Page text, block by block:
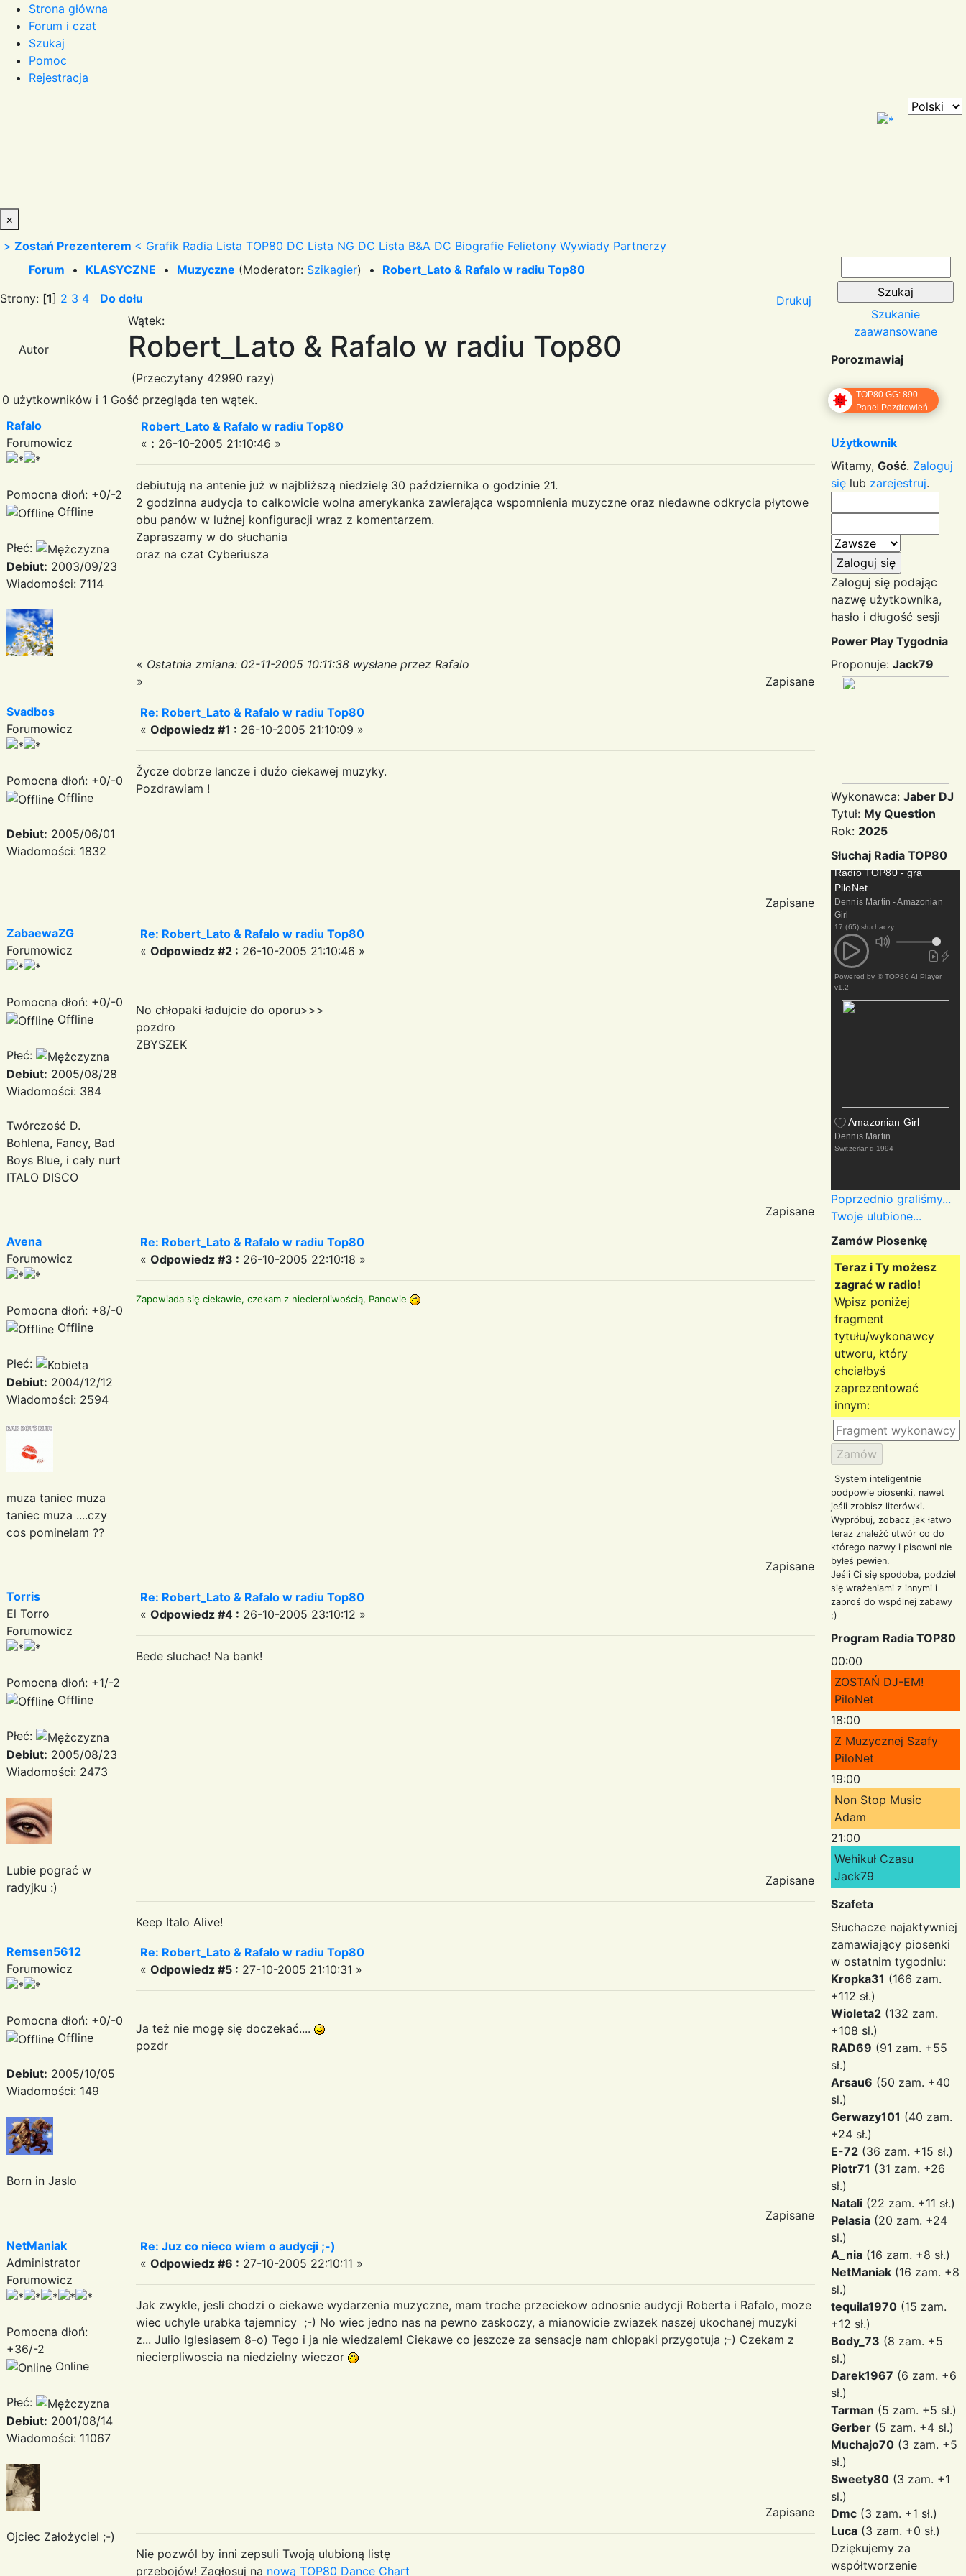
Strona główna
Forum i czat
Szukaj
Pomoc
Rejestracja
×
> Zostań Prezenterem < Grafik Radia Lista TOP80 DC Lista NG DC Lista B&A DC Biografie Felietony Wywiady Partnerzy
Forum • KLASYCZNE • Muzyczne (Moderator: Szikagier) • Robert_Lato & Rafalo w radiu Top80
Strony: [1] 2 3 4 Do dołu Drukuj
Autor
Wątek:
Robert_Lato & Rafalo w radiu Top80
(Przeczytany 42990 razy)
0 użytkowników i 1 Gość przegląda ten wątek.
Rafalo
Forumowicz
Pomocna dłoń: +0/-2
Offline
Płeć:
Debiut: 2003/09/23
Wiadomości: 7114
Robert_Lato & Rafalo w radiu Top80
« : 26-10-2005 21:10:46 »
debiutują na antenie już w najbliższą niedzielę 30 października o godzinie 21.
2 godzinna audycja to całkowicie wolna amerykanka zawierająca wspomnienia muzyczne oraz niedawne odkrycia płytowe
obu panów w luźnej konfiguracji wraz z komentarzem.
Zapraszamy w do słuchania
oraz na czat Cyberiusza
« Ostatnia zmiana: 02-11-2005 10:11:38 wysłane przez Rafalo
»
Zapisane
Svadbos
Forumowicz
Pomocna dłoń: +0/-0
Offline
Debiut: 2005/06/01
Wiadomości: 1832
Re: Robert_Lato & Rafalo w radiu Top80
« Odpowiedz #1 : 26-10-2005 21:10:09 »
Žycze dobrze lancze i duźo ciekawej muzyky.
Pozdrawiam !
Zapisane
ZabaewaZG
Forumowicz
Pomocna dłoń: +0/-0
Offline
Płeć:
Debiut: 2005/08/28
Wiadomości: 384
Twórczość D.
Bohlena, Fancy, Bad
Boys Blue, i cały nurt
ITALO DISCO
Re: Robert_Lato & Rafalo w radiu Top80
« Odpowiedz #2 : 26-10-2005 21:10:46 »
No chłopaki ładujcie do oporu>>>
pozdro
ZBYSZEK
Zapisane
Avena
Forumowicz
Pomocna dłoń: +8/-0
Offline
Płeć:
Debiut: 2004/12/12
Wiadomości: 2594
muza taniec muza
taniec muza ....czy
cos pominelam ??
Re: Robert_Lato & Rafalo w radiu Top80
« Odpowiedz #3 : 26-10-2005 22:10:18 »
Zapowiada się ciekawie, czekam z niecierpliwością, Panowie
Zapisane
Torris
El Torro
Forumowicz
Pomocna dłoń: +1/-2
Offline
Płeć:
Debiut: 2005/08/23
Wiadomości: 2473
Lubie pograć w
radyjku :)
Re: Robert_Lato & Rafalo w radiu Top80
« Odpowiedz #4 : 26-10-2005 23:10:12 »
Bede sluchac! Na bank!
Zapisane
Keep Italo Alive!
Remsen5612
Forumowicz
Pomocna dłoń: +0/-0
Offline
Debiut: 2005/10/05
Wiadomości: 149
Born in Jaslo
Re: Robert_Lato & Rafalo w radiu Top80
« Odpowiedz #5 : 27-10-2005 21:10:31 »
Ja też nie mogę się doczekać....
pozdr
Zapisane
NetManiak
Administrator
Forumowicz
Pomocna dłoń:
+36/-2
Online
Płeć:
Debiut: 2001/08/14
Wiadomości: 11067
Ojciec Założyciel ;-)
Re: Juz co nieco wiem o audycji ;-)
« Odpowiedz #6 : 27-10-2005 22:10:11 »
Jak zwykle, jesli chodzi o ciekawe wydarzenia muzyczne, mam troche przeciekow odnosnie audycji Roberta i Rafalo, moze
wiec uchyle urabka tajemnicy ;-) No wiec jedno nas na pewno zaskoczy, a mianowicie zwiazek naszej ukochanej muzyki
z... Julio Iglesiasem 8-o) Tego i ja nie wiedzalem! Ciekawe co jeszcze za sensacje nam chlopaki przygotuja ;-) Czekam z
niecierpliwoscia na niedzielny wieczor
Zapisane
Nie pozwól by inni zepsuli Twoją ulubioną listę
przebojów! Zagłosuj na nową TOP80 Dance Chart
Szukanie
zaawansowane
Porozmawiaj
TOP80 GG: 890
Panel Pozdrowień
Użytkownik
Witamy, Gość. Zaloguj
się lub zarejestruj.
Zaloguj się podając
nazwę użytkownika,
hasło i długość sesji
Power Play Tygodnia
Proponuje: Jack79
Wykonawca: Jaber DJ
Tytuł: My Question
Rok: 2025
Słuchaj Radia TOP80
Radio TOP80 - gra
PiloNet
Dennis Martin - Amazonian
Girl
17 (65) słuchaczy
Powered by © TOP80 AI Player
v1.2
Amazonian Girl
Dennis Martin
Switzerland 1994
Poprzednio graliśmy...
Twoje ulubione...
Zamów Piosenkę
Teraz i Ty możesz
zagrać w radio!
Wpisz poniżej
fragment
tytułu/wykonawcy
utworu, który
chciałbyś
zaprezentować
innym:
System inteligentnie
podpowie piosenki, nawet
jeśli zrobisz literówki.
Wypróbuj, zobacz jak łatwo
teraz znaleźć utwór co do
którego nazwy i pisowni nie
byłeś pewien.
Jeśli Ci się spodoba, podziel
się wrażeniami z innymi i
zaproś do wspólnej zabawy
:)
Program Radia TOP80
00:00
ZOSTAŃ DJ-EM!
PiloNet
18:00
Z Muzycznej Szafy
PiloNet
19:00
Non Stop Music
Adam
21:00
Wehikuł Czasu
Jack79
Szafeta
Słuchacze najaktywniej
zamawiający piosenki
w ostatnim tygodniu:
Kropka31 (166 zam.
+112 sł.)
Wioleta2 (132 zam.
+108 sł.)
RAD69 (91 zam. +55
sł.)
Arsau6 (50 zam. +40
sł.)
Gerwazy101 (40 zam.
+24 sł.)
E-72 (36 zam. +15 sł.)
Piotr71 (31 zam. +26
sł.)
Natali (22 zam. +11 sł.)
Pelasia (20 zam. +24
sł.)
A_nia (16 zam. +8 sł.)
NetManiak (16 zam. +8
sł.)
tequila1970 (15 zam.
+12 sł.)
Body_73 (8 zam. +5
sł.)
Darek1967 (6 zam. +6
sł.)
Tarman (5 zam. +5 sł.)
Gerber (5 zam. +4 sł.)
Muchajo70 (3 zam. +5
sł.)
Sweety80 (3 zam. +1
sł.)
Dmc (3 zam. +1 sł.)
Luca (3 zam. +0 sł.)
Dziękujemy za
współtworzenie